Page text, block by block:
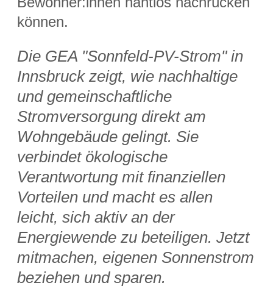
können.
Die GEA "Sonnfeld-PV-Strom" in
Innsbruck zeigt, wie nachhaltige
und gemeinschaftliche
Stromversorgung direkt am
Wohngebäude gelingt. Sie
verbindet ökologische
Verantwortung mit finanziellen
Vorteilen und macht es allen
leicht, sich aktiv an der
Energiewende zu beteiligen. Jetzt
mitmachen, eigenen Sonnenstrom
beziehen und sparen.